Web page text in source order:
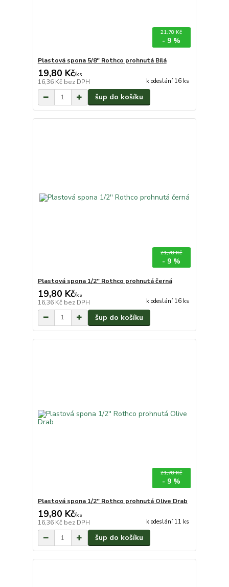
21,78 Kč
- 9 %
Plastová spona 5/8'' Rothco prohnutá Bílá
19,80 Kč/ks
16,36 Kč bez DPH k odeslání 16 ks
šup do košíku
21,78 Kč
- 9 %
Plastová spona 1/2'' Rothco prohnutá černá
19,80 Kč/ks
16,36 Kč bez DPH k odeslání 16 ks
šup do košíku
21,78 Kč
- 9 %
Plastová spona 1/2'' Rothco prohnutá Olive Drab
19,80 Kč/ks
16,36 Kč bez DPH k odeslání 11 ks
šup do košíku